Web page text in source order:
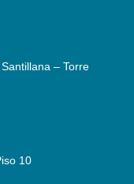
– Torre
10